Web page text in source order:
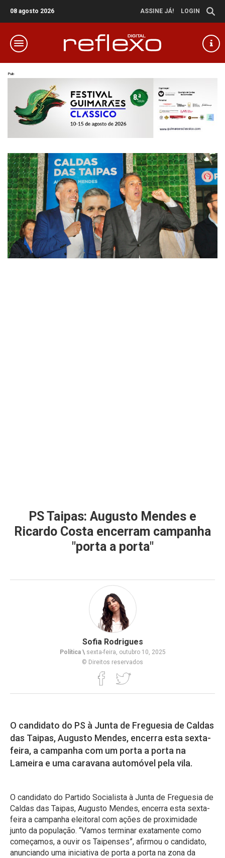
08 agosto 2026 ASSINE JÁ! LOGIN
Pub
PS Taipas: Augusto Mendes e
Ricardo Costa encerram campanha
"porta a porta"
Sofia Rodrigues
Política \sexta-feira, outubro 10, 2025
© Direitos reservados
O candidato do PS à Junta de Freguesia de Caldas
das Taipas, Augusto Mendes, encerra esta sexta-
feira, a campanha com um porta a porta na
Lameira e uma caravana automóvel pela vila.
O candidato do Partido Socialista à Junta de Freguesia de
Caldas das Taipas, Augusto Mendes, encerra esta sexta-
feira a campanha eleitoral com ações de proximidade
junto da população. “Vamos terminar exatamente como
começamos, a ouvir os Taipenses”, afirmou o candidato,
anunciando uma iniciativa de porta a porta na zona da